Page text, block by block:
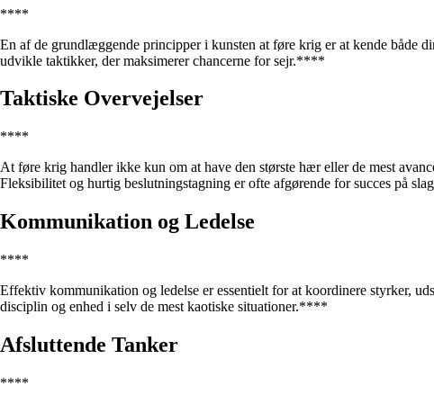
****
En af de grundlæggende principper i kunsten at føre krig er at kende både
udvikle taktikker, der maksimerer chancerne for sejr.****
Taktiske Overvejelser
****
At føre krig handler ikke kun om at have den største hær eller de mest
Fleksibilitet og hurtig beslutningstagning er ofte afgørende for succes på
Kommunikation og Ledelse
****
Effektiv kommunikation og ledelse er essentielt for at koordinere styrker,
disciplin og enhed i selv de mest kaotiske situationer.****
Afsluttende Tanker
****